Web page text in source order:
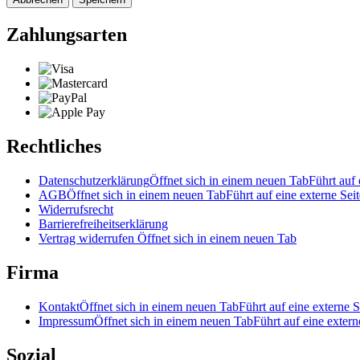
Zahlungsarten
Rechtliches
DatenschutzerklärungÖffnet sich in einem neuen TabFührt auf
AGBÖffnet sich in einem neuen TabFührt auf eine externe
Widerrufsrecht
Barrierefreiheitserklärung
Vertrag widerrufen Öffnet sich in einem neuen Tab
Firma
KontaktÖffnet sich in einem neuen TabFührt auf eine externe
ImpressumÖffnet sich in einem neuen TabFührt auf eine
Sozial